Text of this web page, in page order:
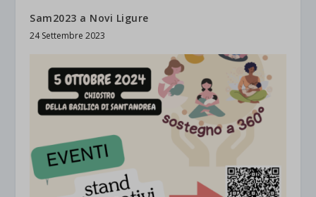
Sam2023 a Novi Ligure
24 Settembre 2023